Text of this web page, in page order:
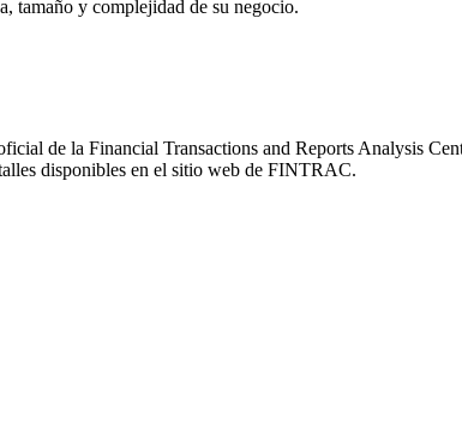
tamaño y complejidad de su negocio.
de la Financial Transactions and Reports Analysis
disponibles en el sitio web de FINTRAC.